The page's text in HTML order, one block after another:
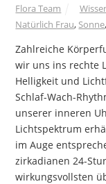
Flora Team
Natürlich Frau, Sonne
Zahlreiche
wir uns ins rechte
Helligkeit und
Schlaf-Wach-
unserer inneren
Lichtspektrum
im Auge
zirkadianen 24-
wirkungsvollsten